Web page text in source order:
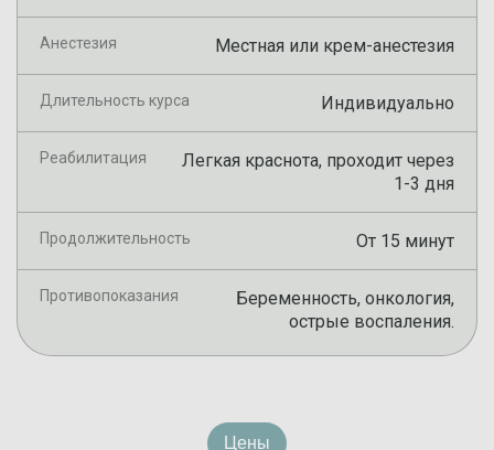
Анестезия Местная или крем-анестезия
Длительность курса Индивидуально
Реабилитация
Легкая краснота, проходит через
1-3 дня
Продолжительность От 15 минут
Противопоказания
Беременность, онкология,
острые воспаления.
Цены